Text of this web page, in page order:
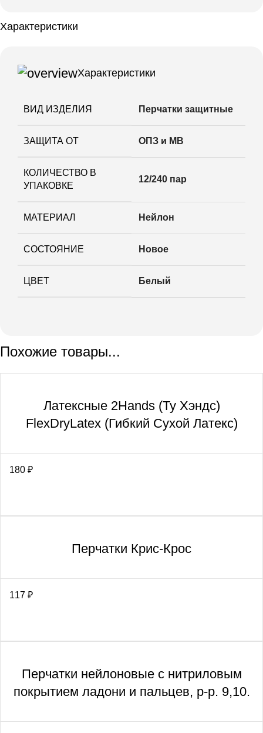
Характеристики
Характеристики
ВИД ИЗДЕЛИЯ Перчатки защитные
ЗАЩИТА ОТ ОПЗ и МВ
КОЛИЧЕСТВО В
УПАКОВКЕ
12/240 пар
МАТЕРИАЛ Нейлон
СОСТОЯНИЕ Новое
ЦВЕТ Белый
Похожие товары...
Латексные 2Hands (Ту Хэндс)
FlexDryLatex (Гибкий Сухой Латекс)
180 ₽
Перчатки Крис-Крос
117 ₽
Перчатки нейлоновые с нитриловым
покрытием ладони и пальцев, р-р. 9,10.